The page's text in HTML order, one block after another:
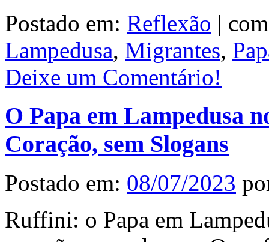
Postado em: Reflexão |
Lampedusa, Migrantes,
Deixe um Comentário!
O Papa em Lampedusa
Coração, sem Slogans
Postado em: 08/07/2023
Ruffini: o Papa em